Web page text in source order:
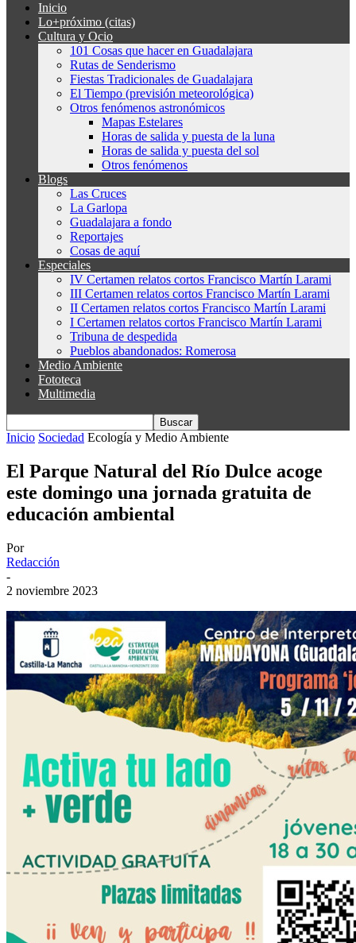
Inicio
Lo+próximo (citas)
Cultura y Ocio
101 Cosas que hacer en Guadalajara
Rutas de Senderismo
Fiestas Tradicionales de Guadalajara
El Tiempo (previsión meteorológica)
Otros fenómenos astronómicos
Mapas Estelares
Horas de salida y puesta de la luna
Horas de salida y puesta del sol
Otros fenómenos
Blogs
Las Cruces
La Garlopa
Guadalajara a fondo
Reportajes
Cosas de aquí
Especiales
IV Certamen relatos cortos Francisco Martín Larami
III Certamen relatos cortos Francisco Martín Larami
II Certamen relatos cortos Francisco Martín Larami
I Certamen relatos cortos Francisco Martín Larami
Tribuna de despedida
Pueblos abandonados: Romerosa
Medio Ambiente
Fototeca
Multimedia
Inicio Sociedad Ecología y Medio Ambiente
El Parque Natural del Río Dulce acoge
este domingo una jornada gratuita de
educación ambiental
Por
Redacción
-
2 noviembre 2023